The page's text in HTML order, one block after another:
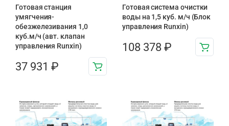
Готовая станция
умягчения-
обезжелезивания 1,0
куб.м/ч (авт. клапан
управления Runxin)
37 931 ₽
Готовая система очистки
воды на 1,5 куб. м/ч (Блок
управления Runxin)
108 378 ₽